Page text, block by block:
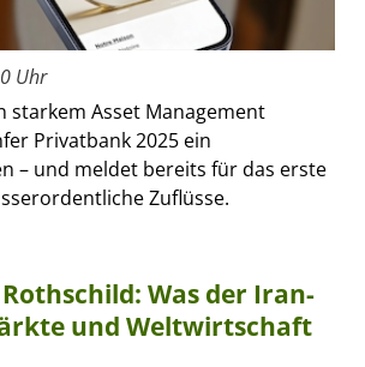
Uhr
starkem Asset Management
Privatbank 2025 ein
– und meldet bereits für das erste
Zuflüsse.
Was der Iran-
und Weltwirtschaft